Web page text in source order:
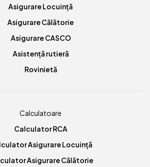
Asigurare Locuință
Asigurare Călătorie
Asigurare CASCO
Asistență rutieră
Rovinietă
Calculatoare
Calculator RCA
Asigurare Locuință
Asigurare Călătorie